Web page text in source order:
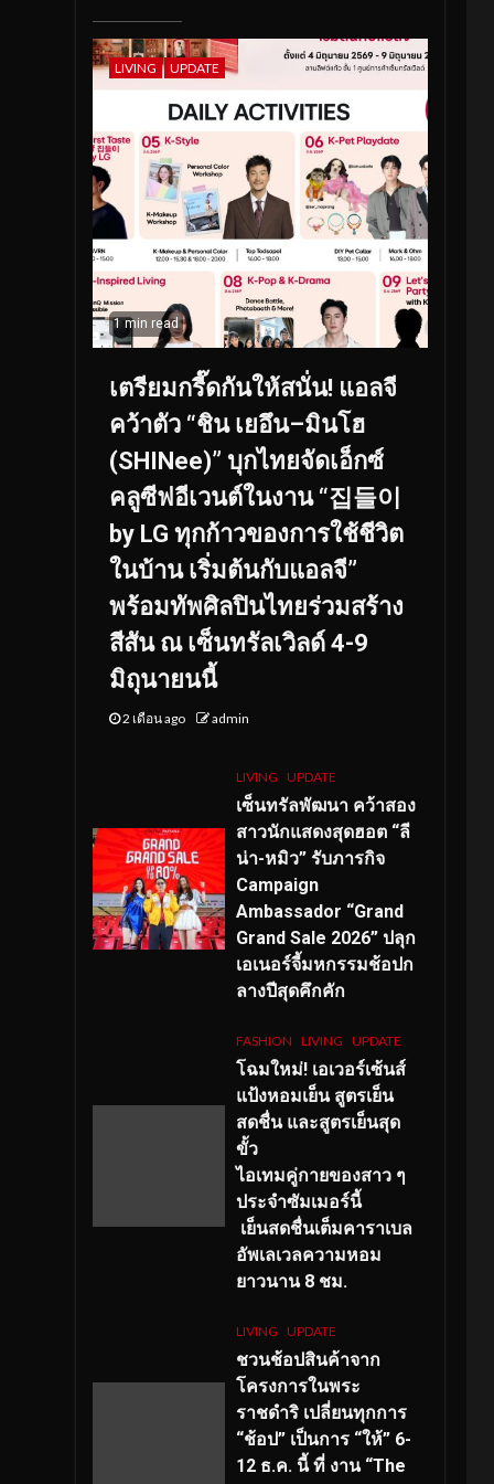
LIVING UPDATE
1 min read
เตรียมกรี๊ดกันให้สนั่น! แอลจี
คว้าตัว “ชิน เยอึน–มินโฮ
(SHINee)” บุกไทยจัดเอ็กซ์
คลูซีฟอีเวนต์ในงาน “집들이
by LG ทุกก้าวของการใช้ชีวิต
ในบ้าน เริ่มต้นกับแอลจี”
พร้อมทัพศิลปินไทยร่วมสร้าง
สีสัน ณ เซ็นทรัลเวิลด์ 4-9
มิถุนายนนี้
2 เดือน ago admin
LIVING UPDATE
เซ็นทรัลพัฒนา คว้าสอง
สาวนักแสดงสุดฮอต “ลี
น่า-หมิว” รับภารกิจ
Campaign
Ambassador “Grand
Grand Sale 2026” ปลุก
เอเนอร์จี้มหกรรมช้อปก
ลางปีสุดคึกคัก
FASHION LIVING UPDATE
โฉมใหม่! เอเวอร์เซ้นส์
แป้งหอมเย็น สูตรเย็น
สดชื่น และสูตรเย็นสุด
ขั้ว
ไอเทมคู่กายของสาว ๆ
ประจำซัมเมอร์นี้
เย็นสดชื่นเต็มคาราเบล
อัพเลเวลความหอม
ยาวนาน 8 ชม.
LIVING UPDATE
ชวนช้อปสินค้าจาก
โครงการในพระ
ราชดำริ เปลี่ยนทุกการ
“ช้อป” เป็นการ “ให้” 6-
12 ธ.ค. นี้ ที่ งาน “The